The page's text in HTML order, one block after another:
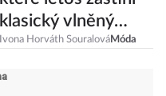
které letos zastíní
klasický vlněný